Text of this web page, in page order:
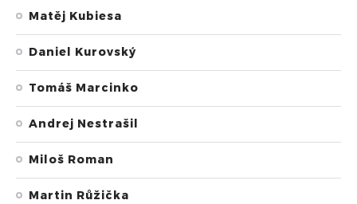
Matěj Kubiesa
Daniel Kurovský
Tomáš Marcinko
Andrej Nestrašil
Miloš Roman
Martin Růžička